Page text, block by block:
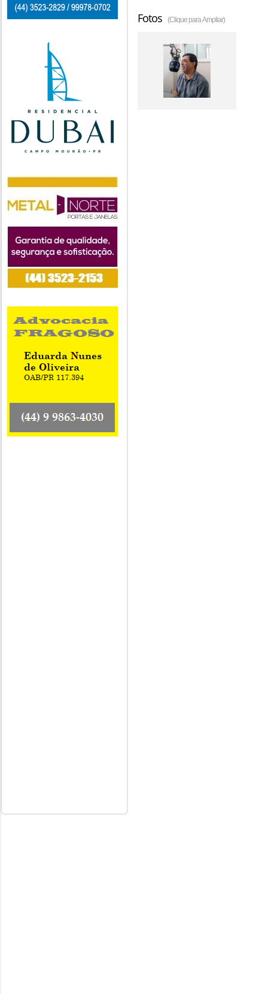
Fotos (Clique para Ampliar)